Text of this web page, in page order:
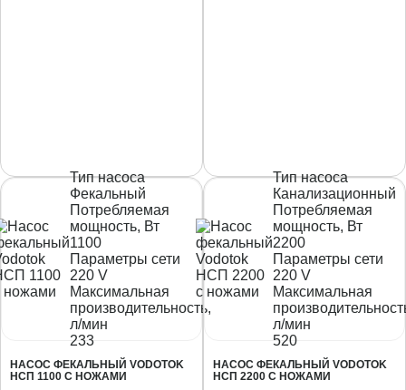
Тип насоса
Фекальный
Потребляемая
мощность, Вт
1100
Параметры сети
220 V
Максимальная
производительность,
л/мин
233
НАСОС ФЕКАЛЬНЫЙ VODOTOK
НСП 1100 С НОЖАМИ
Тип насоса
Канализационный
Потребляемая
мощность, Вт
2200
Параметры сети
220 V
Максимальная
л/мин
520
НАСОС ФЕКАЛЬНЫЙ VODOTOK
НСП 2200 С НОЖАМИ